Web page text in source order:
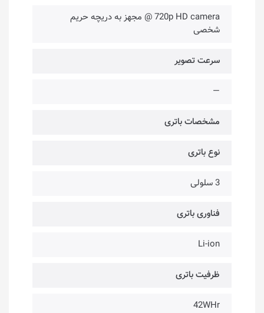
720p HD camera @ مجهز به دریچه حریم
شخصی
سرعت تصویر
—
مشخصات باتری
نوع باتری
3 سلولی
فناوری باتری
Li-ion
ظرفیت باتری
42WHr